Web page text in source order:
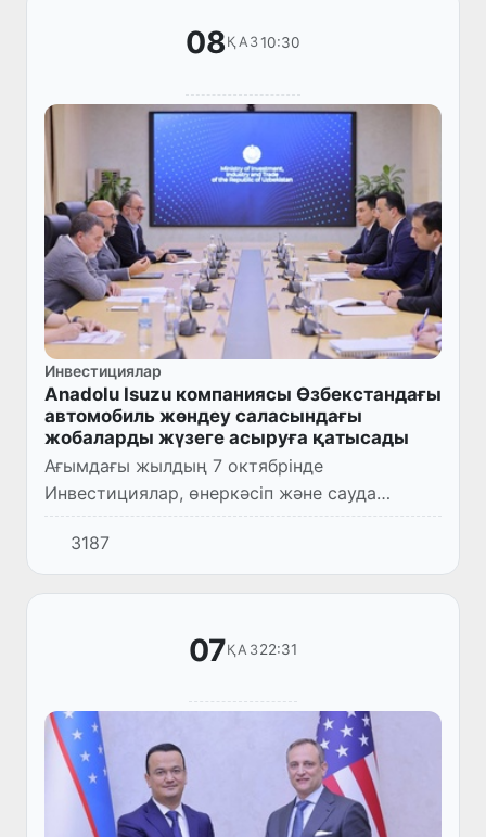
08ҚАЗ10:30
Инвестициялар
Anadolu Isuzu компаниясы Өзбекстандағы
автомобиль жөндеу саласындағы
жобаларды жүзеге асыруға қатысады
Ағымдағы жылдың 7 октябрінде
Инвестициялар, өнеркәсіп және сауда
министрі Лазиз Қудратов Түркияның Anadolu
Isuzu компаниясы автомобильдер тобының
президенті Бора Кочакпен кездесті...
3187
07ҚАЗ22:31